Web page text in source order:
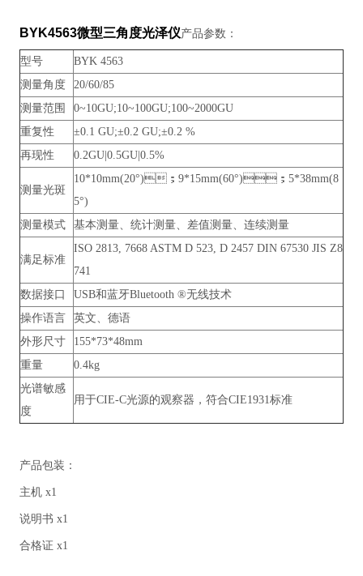
BYK4563微型三角度光泽仪产品参数：
型号
BYK 4563
测量角度
20/60/85
测量范围
0~10GU;10~100GU;100~2000GU
重复性
±0.1 GU;±0.2 GU;±0.2 %
再现性
0.2GU|0.5GU|0.5%
测量光斑
10*10mm(20°)；9*15mm(60°)；5*38mm(8
5°)
测量模式
基本测量、统计测量、差值测量、连续测量
满足标准
ISO 2813, 7668 ASTM D 523, D 2457 DIN 67530 JIS Z8
741
数据接口
USB和蓝牙Bluetooth ®无线技术
操作语言
英文、德语
外形尺寸
155*73*48mm
重量
0.4kg
光谱敏感
度
用于CIE-C光源的观察器，符合CIE1931标准
产品包装：
主机 x1
说明书 x1
合格证 x1